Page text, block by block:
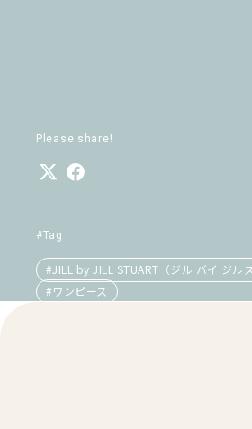
Please share!
#Tag
#JILL by JILL STUART（ジル バイ ジル
#ワンピース